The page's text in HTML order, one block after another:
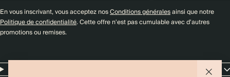
En vous inscrivant, vous acceptez nosConditions généralesainsi que notre
Politique de confidentialité. Cette offre n'est pas cumulable avec d'autres
promotions ou remises.